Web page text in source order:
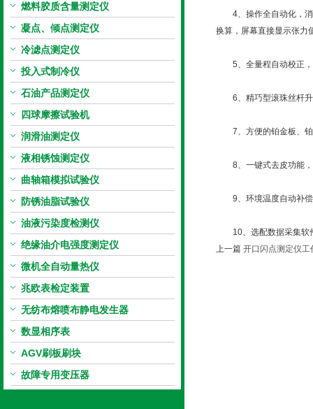
燃料胶质含量测定仪
凝点、倾点测定仪
冷滤点测定仪
投入式制冷仪
石油产品测定仪
四球摩擦试验机
润滑油测定仪
液相锈蚀测定仪
曲轴箱模拟试验仪
防锈油脂试验仪
油液污染度检测仪
绝缘油介电强度测定仪
微机全自动量热仪
兆欧表检定装置
无纺布熔喷布静电发生器
数显相序表
AGV刷板刷块
故障专用变压器
4、操作全自动化，消
换算，屏幕直接显示张力
5、全量程自动校正，
6、精巧型滚珠丝杆升
7、方便的铂金板、铂
8、一键式去皮功能，
9、环境温度自动补偿
10、选配数据采集软
上一篇 开口闪点测定仪